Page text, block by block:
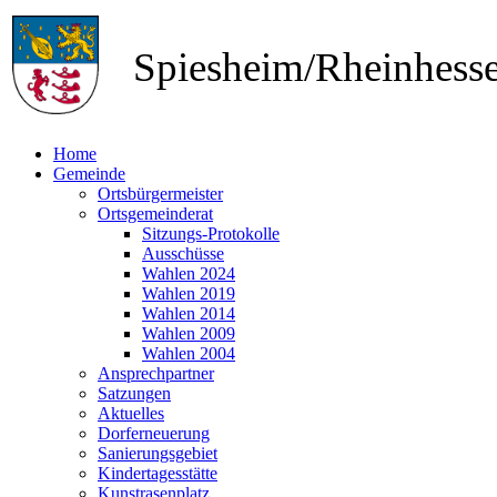
Spiesheim/
Home
Gemeinde
Ortsbürgermeister
Ortsgemeinderat
Sitzungs-Protokolle
Ausschüsse
Wahlen 2024
Wahlen 2019
Wahlen 2014
Wahlen 2009
Wahlen 2004
Ansprechpartner
Satzungen
Aktuelles
Dorferneuerung
Sanierungsgebiet
Kindertagesstätte
Kunstrasenplatz